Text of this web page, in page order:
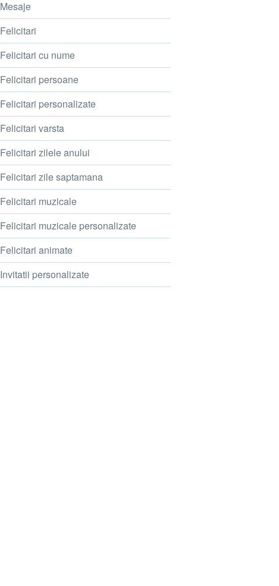
Mesaje
Felicitari
Felicitari cu nume
Felicitari persoane
Felicitari personalizate
Felicitari varsta
Felicitari zilele anului
Felicitari zile saptamana
Felicitari muzicale
Felicitari muzicale personalizate
Felicitari animate
Invitatii personalizate